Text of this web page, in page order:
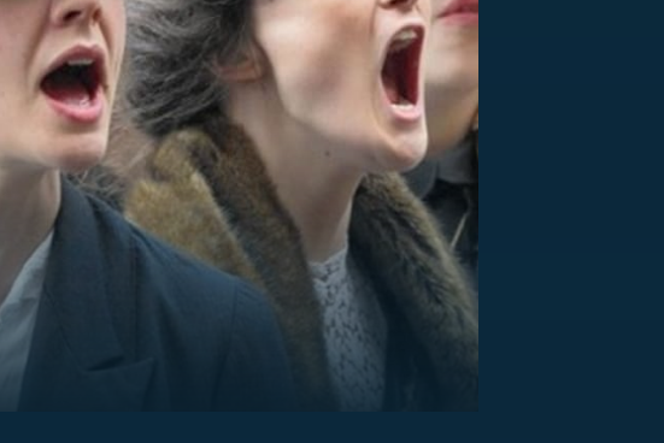
FILMY VERSUS
REALITA
HORORY VERSUS
REALITA
OPTICKÉ ILUZE A
KLAMY